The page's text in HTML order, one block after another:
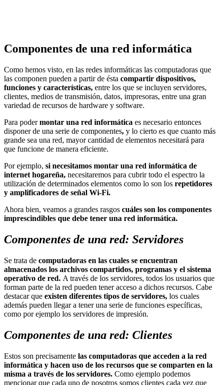
Componentes de una red informática
Como hemos visto, en las redes informáticas las computadoras que
las componen pueden a partir de ésta compartir dispositivos,
funciones y características, entre los que se incluyen servidores,
clientes, medios de transmisión, datos, impresoras, entre una gran
variedad de recursos de hardware y software.
Para podermontar una red informática es necesario entonces
disponer de una serie de componentes, y lo cierto es que cuanto más
grande sea una red, mayor cantidad de elementos necesitará para
que funcione de manera eficiente.
Por ejemplo, si necesitamos montar una red informática de
internet hogareña, necesitaremos para cubrir todo el espectro la
utilización de determinados elementos como lo son los repetidores
y amplificadores de señal Wi-Fi.
Ahora bien, veamos a grandes rasgos cuáles son los componentes
imprescindibles que debe tener una red informática.
Componentes de una red: Servidores
Se trata de computadoras en las cuales se encuentran
almacenados los archivos compartidos, programas y el sistema
operativo de red. A través de los servidores, todos los usuarios que
forman parte de la red pueden tener acceso a dichos recursos. Cabe
destacar que existen diferentes tipos de servidores, los cuales
además pueden llegar a tener una serie de funciones específicas,
como por ejemplo los servidores de impresión.
Componentes de una red: Clientes
Estos son precisamente las computadoras que acceden a la red
informática y hacen uso de los recursos que se comparten en la
misma a través de los servidores. Como ejemplo podemos
mencionar que cada uno de nosotros somos clientes cada vez que